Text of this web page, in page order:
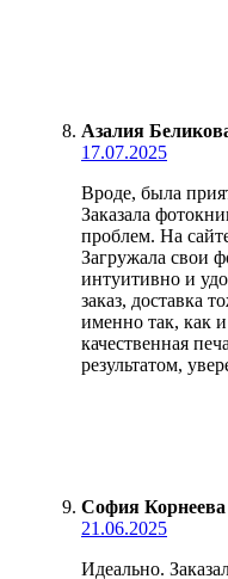
Азалия
17.07.2025
Вроде, была
Заказала
проблем. На
Загружала свои
интуитивно и
заказ, доставка
именно так, как
качественная
результатом,
София Корнеева
21.06.2025
Идеально.